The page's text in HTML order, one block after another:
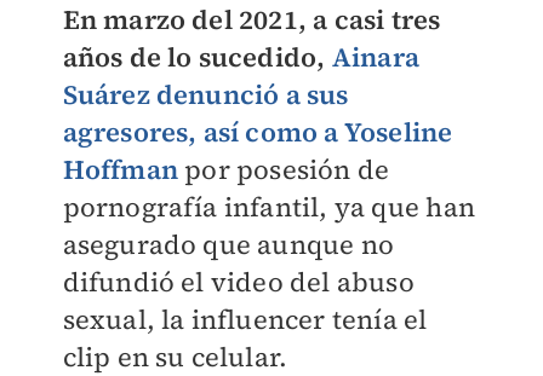
En marzo del 2021, a casi tres
años de lo sucedido, Ainara
Suárez denunció a sus
agresores, así como a Yoseline
Hoffman por posesión de
pornografía infantil, ya que han
asegurado que aunque no
difundió el video del abuso
sexual, la influencer tenía el
clip en su celular.